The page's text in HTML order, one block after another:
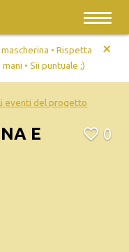
mascherina • Rispetta
• Sii puntuale ;)
+
eventi del progetto
E
0